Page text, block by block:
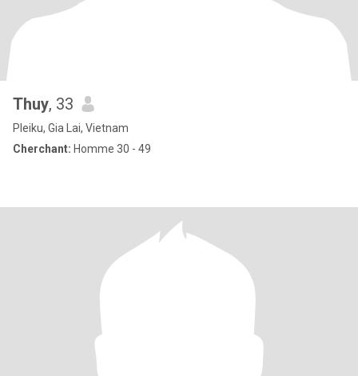
Thuy, 33
Pleiku, Gia Lai, Vietnam
Cherchant: Homme 30 - 49